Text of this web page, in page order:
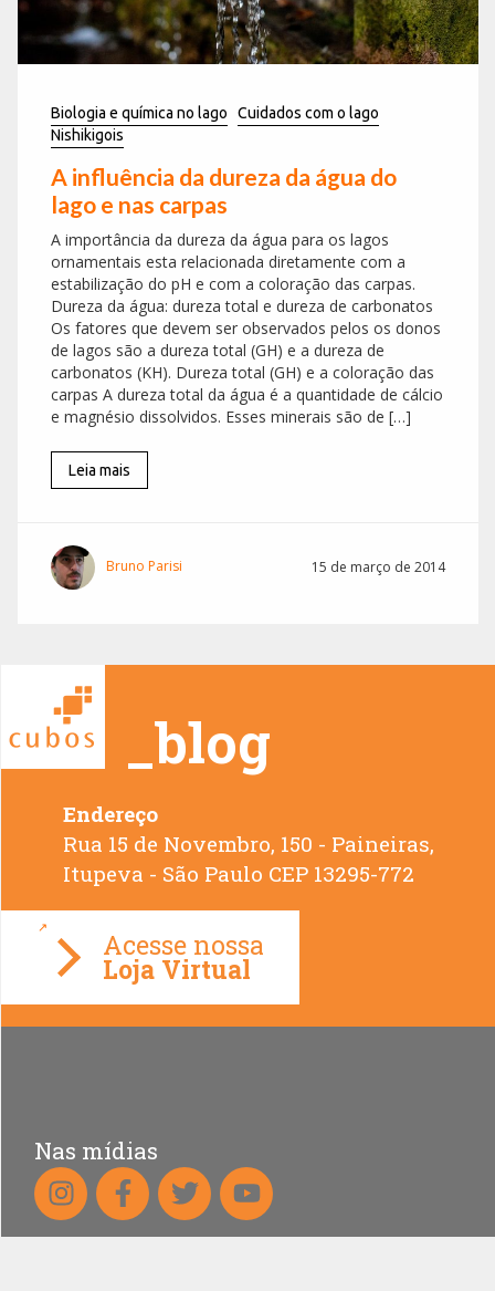
Biologia e química no lago
Cuidados com o lago
Nishikigois
A influência da dureza da água do
lago e nas carpas
A importância da dureza da água para os lagos
ornamentais esta relacionada diretamente com a
estabilização do pH e com a coloração das carpas.
Dureza da água: dureza total e dureza de carbonatos
Os fatores que devem ser observados pelos os donos
de lagos são a dureza total (GH) e a dureza de
carbonatos (KH). Dureza total (GH) e a coloração das
carpas A dureza total da água é a quantidade de cálcio
e magnésio dissolvidos. Esses minerais são de […]
Leia mais
Bruno Parisi 15 de março de 2014
_blog
Endereço
Rua 15 de Novembro, 150 - Paineiras,
Loja Virtual
Nas mídias